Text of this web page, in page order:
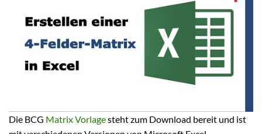
Die BCG Matrix Vorlagesteht zum Download bereit und ist